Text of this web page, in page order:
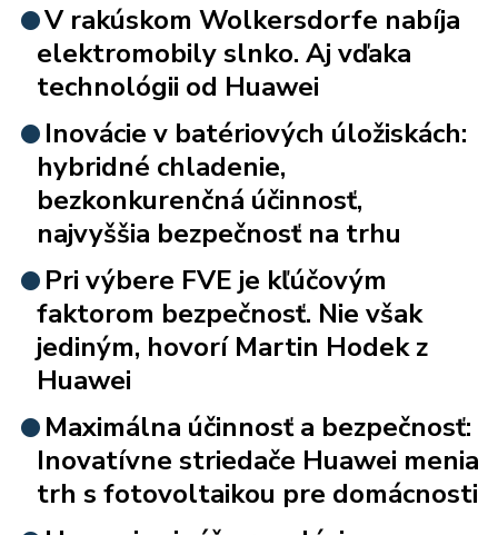
V rakúskom Wolkersdorfe nabíja
elektromobily slnko. Aj vďaka
technológii od Huawei
Inovácie v batériových úložiskách:
hybridné chladenie,
bezkonkurenčná účinnosť,
najvyššia bezpečnosť na trhu
Pri výbere FVE je kľúčovým
faktorom bezpečnosť. Nie však
jediným, hovorí Martin Hodek z
Huawei
Maximálna účinnosť a bezpečnosť:
Inovatívne striedače Huawei menia
trh s fotovoltaikou pre domácnosti